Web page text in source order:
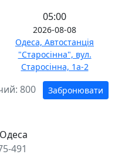
05:00
2026-08-08
Одеса, Автостанція
"Старосінна", вул.
Старосінна, 1а-2
800 Забронювати
491